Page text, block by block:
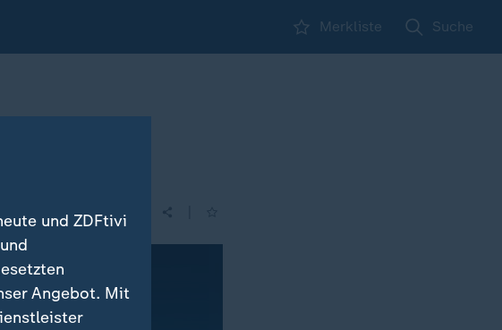
Merkliste Suche
und ZDFtivi
Angebot. Mit